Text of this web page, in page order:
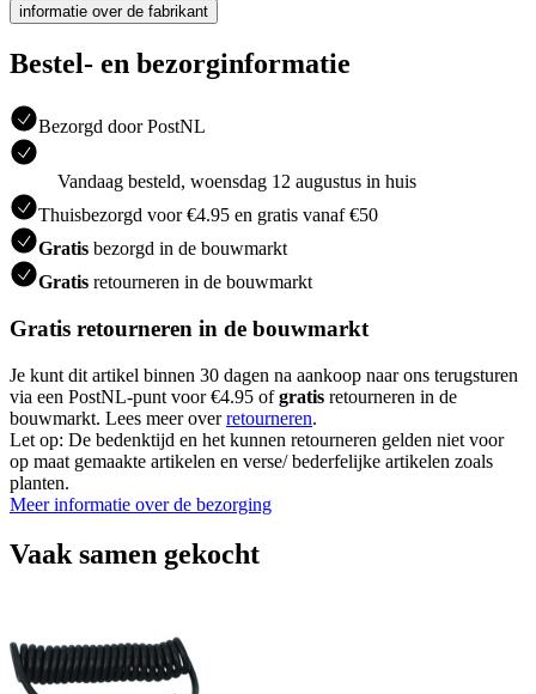
informatie over de fabrikant
Bestel- en bezorginformatie
Bezorgd door PostNL
Vandaag besteld, woensdag 12 augustus in huis
Thuisbezorgd voor €4.95 en gratis vanaf €50
Gratis bezorgd in de bouwmarkt
Gratis retourneren in de bouwmarkt
Gratis retourneren in de bouwmarkt
Je kunt dit artikel binnen 30 dagen na aankoop naar ons terugsturen
via een PostNL-punt voor €4.95 ofgratis retourneren in de
bouwmarkt. Lees meer overretourneren.
Let op: De bedenktijd en het kunnen retourneren gelden niet voor
op maat gemaakte artikelen en verse/ bederfelijke artikelen zoals
planten.
Meer informatie over de bezorging
Vaak samen gekocht